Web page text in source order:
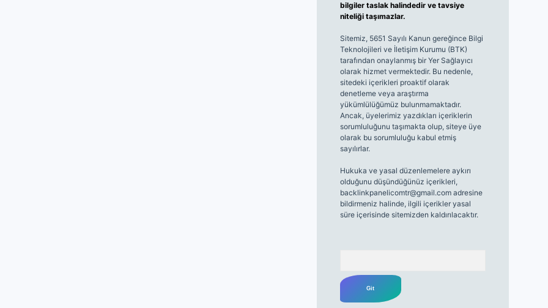
bilgiler taslak halindedir ve tavsiye
niteliği taşımazlar.
Sitemiz, 5651 Sayılı Kanun gereğince Bilgi
Teknolojileri ve İletişim Kurumu (BTK)
tarafından onaylanmış bir Yer Sağlayıcı
olarak hizmet vermektedir. Bu nedenle,
sitedeki içerikleri proaktif olarak
denetleme veya araştırma
yükümlülüğümüz bulunmamaktadır.
Ancak, üyelerimiz yazdıkları içeriklerin
sorumluluğunu taşımakta olup, siteye üye
olarak bu sorumluluğu kabul etmiş
sayılırlar.
Hukuka ve yasal düzenlemelere aykırı
olduğunu düşündüğünüz içerikleri,
backlinkpanelicomtr@gmail.comadresine
bildirmeniz halinde, ilgili içerikler yasal
süre içerisinde sitemizden kaldırılacaktır.